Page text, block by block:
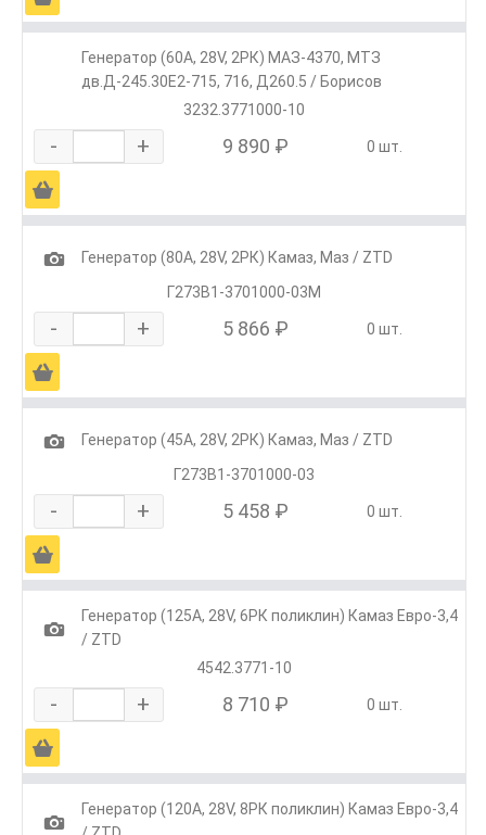
Генератор (60А, 28V, 2РК) МАЗ-4370, МТЗ
дв.Д-245.30Е2-715, 716, Д260.5 / Борисов
3232.3771000-10
- + 9 890 ₽ 0 шт.
Ä
1
Генератор (80А, 28V, 2РК) Камаз, Маз / ZTD
Г273В1-3701000-03М
- + 5 866 ₽ 0 шт.
Ä
1
Генератор (45А, 28V, 2РК) Камаз, Маз / ZTD
Г273В1-3701000-03
- + 5 458 ₽ 0 шт.
Ä
1
Генератор (125А, 28V, 6РК поликлин) Камаз Евро-3,4
/ ZTD
4542.3771-10
- + 8 710 ₽ 0 шт.
Ä
1
Генератор (120А, 28V, 8РК поликлин) Камаз Евро-3,4